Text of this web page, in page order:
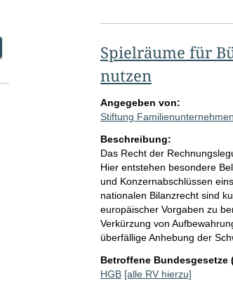
Selektion Anzahl der zu einem einzelnen RV
Spielräume für
nutzen
Angegeben von:
Stiftung
Beschreibung:
Das Recht der
Hier entstehen besondere
und Konzernabschlüssen
nationalen Bilanzrecht sind
europäischer Vorgaben zu
Verkürzung von
überfällige Anhebung der
Betroffene Bundesgesetze
HGB [alle RV hierzu]